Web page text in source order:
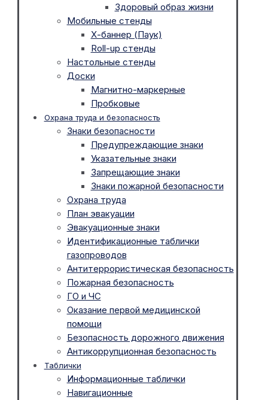
Здоровый образ жизни
Мобильные стенды
Х-баннер (Паук)
Roll-up стенды
Настольные стенды
Доски
Магнитно-маркерные
Пробковые
Охрана труда и безопасность
Знаки безопасности
Предупреждающие знаки
Указательные знаки
Запрещающие знаки
Знаки пожарной безопасности
Охрана труда
План эвакуации
Эвакуационные знаки
Идентификационные таблички
газопроводов
Антитеррористическая безопасность
Пожарная безопасность
ГО и ЧС
Оказание первой медицинской
помощи
Безопасность дорожного движения
Антикоррупционная безопасность
Таблички
Информационные таблички
Навигационные